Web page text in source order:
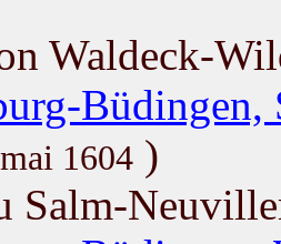
Waldeck-
Büdingen,
1604 )
Salm-